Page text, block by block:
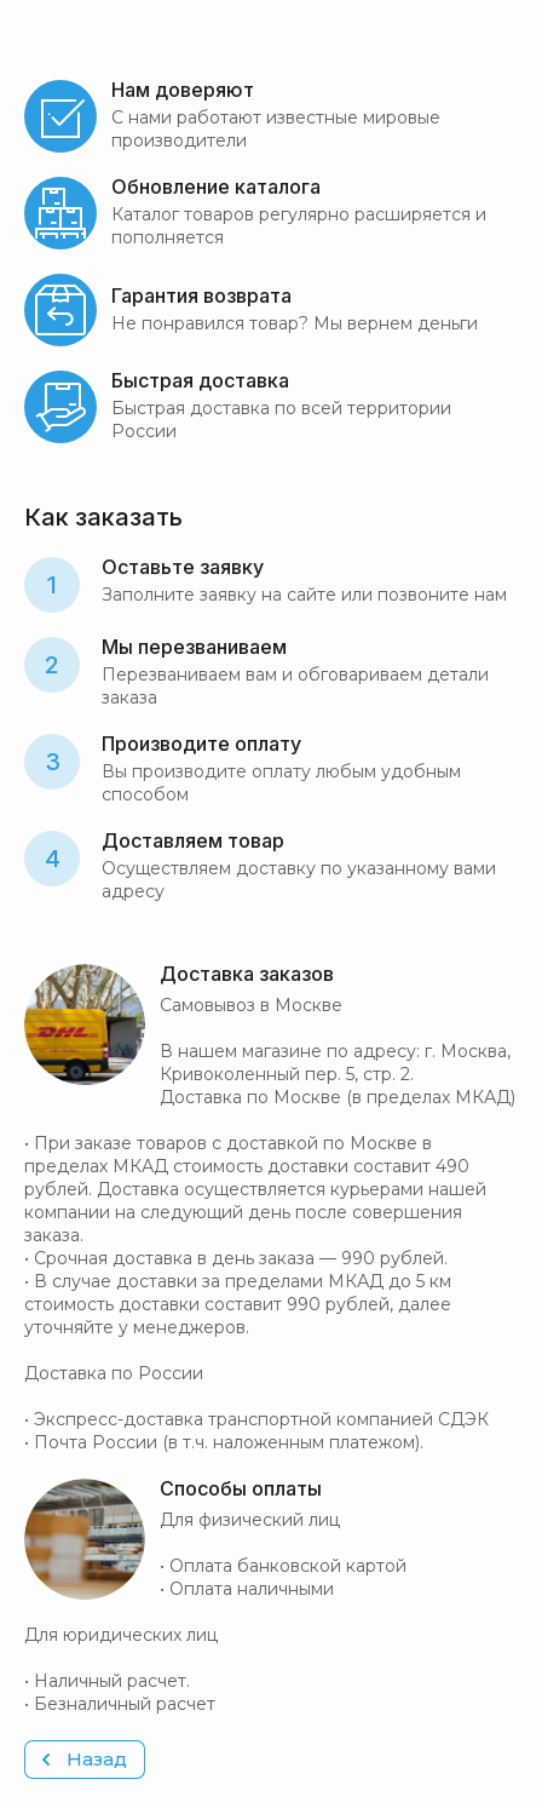
Нам доверяют
С нами работают известные мировые
производители
Обновление каталога
Каталог товаров регулярно расширяется и
пополняется
Гарантия возврата
Не понравился товар? Мы вернем деньги
Быстрая доставка
Быстрая доставка по всей территории
России
Как заказать
1
Оставьте заявку
Заполните заявку на сайте или позвоните нам
2
Мы перезваниваем
Перезваниваем вам и обговариваем детали
заказа
3
Производите оплату
Вы производите оплату любым удобным
способом
4
Доставляем товар
Осуществляем доставку по указанному вами
адресу
Доставка заказов
Самовывоз в Москве
В нашем магазине по адресу: г. Москва,
Кривоколенный пер. 5, стр. 2.
Доставка по Москве (в пределах МКАД)
• При заказе товаров с доставкой по Москве в
пределах МКАД стоимость доставки составит 490
рублей. Доставка осуществляется курьерами нашей
компании на следующий день после совершения
заказа.
• Срочная доставка в день заказа — 990 рублей.
• В случае доставки за пределами МКАД до 5 км
стоимость доставки составит 990 рублей, далее
уточняйте у менеджеров.
Доставка по России
• Экспресс-доставка транспортной компанией СДЭК
• Почта России (в т.ч. наложенным платежом).
Способы оплаты
Для физический лиц
• Оплата банковской картой
• Оплата наличными
Для юридических лиц
• Наличный расчет.
• Безналичный расчет
Назад